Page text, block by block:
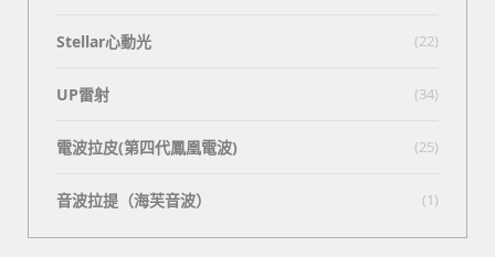
Stellar心動光 (22)
UP雷射 (34)
電波拉皮(第四代鳳凰電波) (25)
⾳波拉提（海芙⾳波） (1)